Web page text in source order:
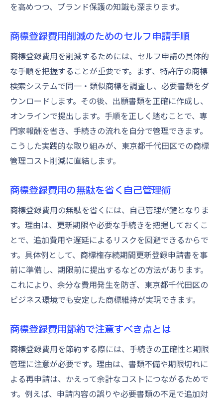
を高めつつ、ブランド保護の知識も深まります。
商標登録費用削減のためのセルフ申請手順
商標登録費用を削減するためには、セルフ申請の具体的
な手順を把握することが重要です。まず、特許庁の商標
検索システムで同一・類似商標を調査し、必要書類をダ
ウンロードします。その後、出願書類を正確に作成し、
オンラインで提出します。手順を正しく踏むことで、専
門家報酬を省き、手続きの流れを自分で管理できます。
こうした実践的な取り組みが、東京都千代田区での商標
管理コスト削減に直結します。
商標登録費用の無駄を省く自己管理術
商標登録費用の無駄を省くには、自己管理が鍵となりま
す。理由は、更新期限や必要な手続きを把握しておくこ
とで、追加費用や遅延によるリスクを回避できるからで
す。具体例として、商標権存続期間更新登録申請書を事
前に準備し、期限前に提出するなどの方法があります。
これにより、余分な費用発生を防ぎ、東京都千代田区の
ビジネス環境でも安定した商標維持が実現できます。
商標登録費用節約で注意すべき点とは
商標登録費用を節約する際には、手続きの正確性と期限
管理に注意が必要です。理由は、書類不備や期限切れに
よる再申請は、かえって余計なコストにつながるためで
す。例えば、申請内容の誤りや必要書類の不足で追加対